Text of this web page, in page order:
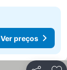
Ver preços